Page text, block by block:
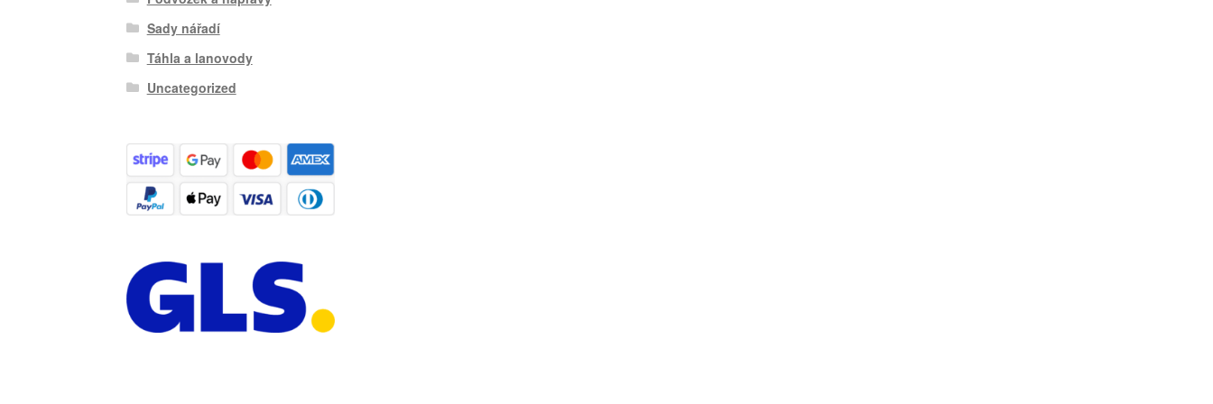
Sady nářadí
Táhla a lanovody
Uncategorized